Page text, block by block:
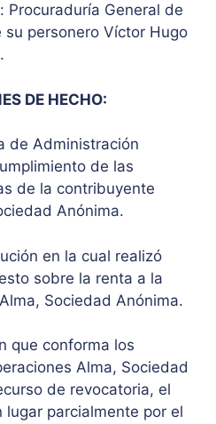
Procuraduría General de
personero Víctor Hugo
DE HECHO:
de Administración
de las
de la contribuyente
Anónima.
en la cual realizó
sobre la renta a la
Sociedad Anónima.
que conforma los
Alma, Sociedad
de revocatoria, el
parcialmente por el